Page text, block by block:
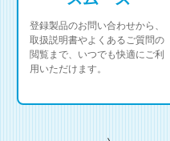
登録製品のお問い合わせから、
取扱説明書やよくあるご質問の
閲覧まで、いつでも快適にご利
用いただけます。